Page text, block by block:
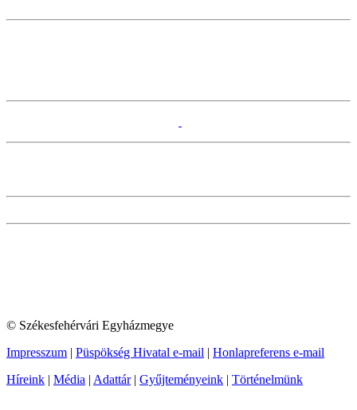
© Székesfehérvári Egyházmegye
Impresszum | Püspökség Hivatal e-mail | Honlapreferens e-mail
Híreink | Média | Adattár| Gyűjteményeink | Történelmünk